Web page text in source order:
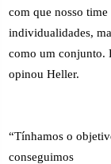
com que nosso
individualidades,
como um conjunto.
opinou Heller.
“Tínhamos o
conseguimos